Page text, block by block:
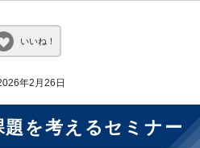
いいね！
年2月26日
を考えるセミナー